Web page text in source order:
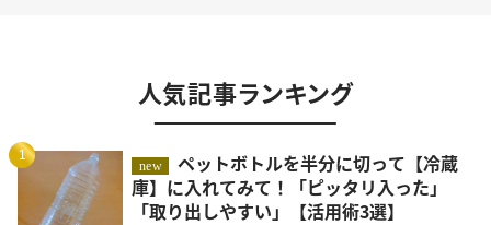
人気記事ランキング
1
new
ペットボトルを半分に切って【冷蔵
庫】に入れてみて！「ピッタリ入った」
「取り出しやすい」【活用術3選】